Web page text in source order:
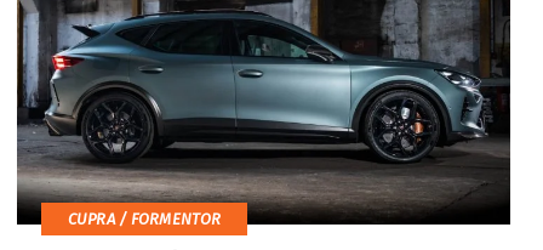
CUPRA / FORMENTOR